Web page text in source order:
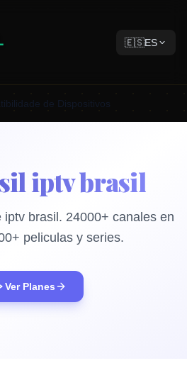
🇪🇸ES
de Dispositivos
iptv brasil
iptv brasil. 24000+ canales en
peliculas y series.
Ver Planes